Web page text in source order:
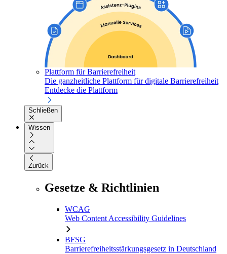
Plattform für Barrierefreiheit
Die ganzheitliche Plattform für digitale Barrierefreiheit
Entdecke die Plattform
Schließen
Wissen
Zurück
Gesetze & Richtlinien
WCAG
Web Content Accessibility Guidelines
BFSG
Barrierefreiheitsstärkungsgesetz in Deutschland